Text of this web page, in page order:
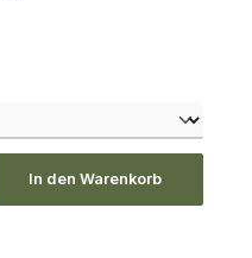
In den Warenkorb